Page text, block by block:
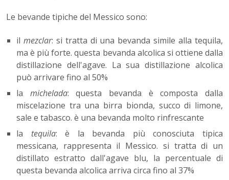
Le bevande tipiche del Messico sono:
il mezclar: si tratta di una bevanda simile alla tequila,
ma è più forte. questa bevanda alcolica si ottiene dalla
distillazione dell'agave. La sua distillazione alcolica
può arrivare fino al 50%
la michelada: questa bevanda è composta dalla
miscelazione tra una birra bionda, succo di limone,
sale e tabasco. è una bevanda molto rinfrescante
la tequila: è la bevanda più conosciuta tipica
messicana, rappresenta il Messico. si tratta di un
distillato estratto dall'agave blu, la percentuale di
questa bevanda alcolica arriva circa fino al 37%